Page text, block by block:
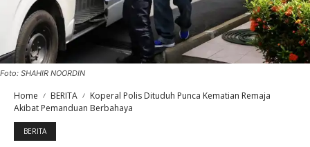
Foto: SHAHIR NOORDIN
Home BERITA
Koperal Polis Dituduh Punca Kematian Remaja
Akibat Pemanduan Berbahaya
BERITA